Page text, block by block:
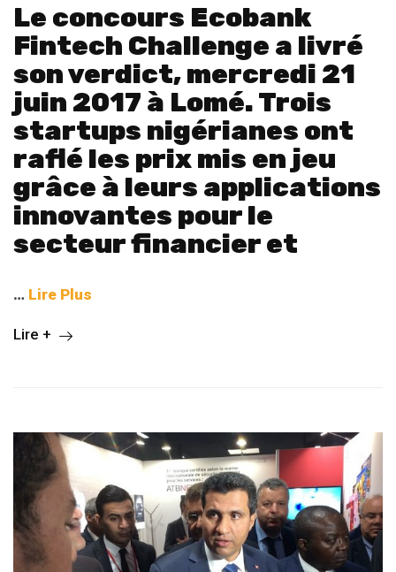
Le concours Ecobank
Fintech Challenge a livré
son verdict, mercredi 21
juin 2017 à Lomé. Trois
startups nigérianes ont
raflé les prix mis en jeu
grâce à leurs applications
innovantes pour le
secteur financier et
… Lire Plus
Lire +